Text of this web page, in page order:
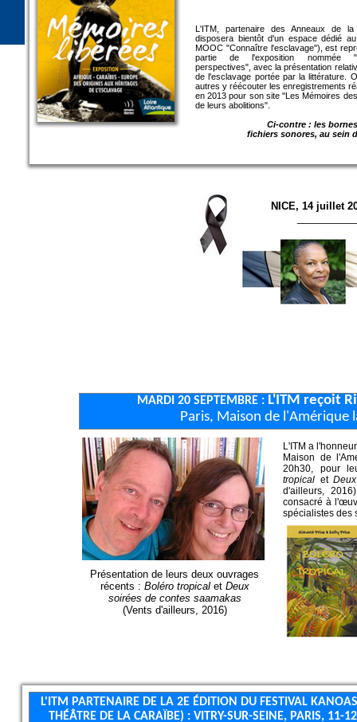
L'ITM, partenaire des Anneaux de la
disposera bientôt d'un espace dédié
MOOC "Connaître l'esclavage"), est
partie de l'exposition nommée
perspectives", avec la présentation
de l'esclavage portée par la littérature.
autres y réécouter les enregistrements
en 2013 pour son site "Les Mémoires
de leurs abolitions".
Ci-contre : les
fichiers sonores, au sein
NICE, 14 juillet
L'ITM a
Maison de
20h30, pour
tropical et
d'ailleurs,
consacré à
spécialistes des
MARDI 20 SEPTEMBRE : L'ITM reçoit
Paris, Maison de l'Amérique
Présentation de leurs deux ouvrages
récents : Boléro tropicalet Deux
soirées de contes saamakas
(Vents d'ailleurs, 2016)
L'ITM PARTENAIRE DE LA 2E ÉDITION DU FESTIVAL
THÉÂTRE DE LA CARAÏBE) : VITRY-SUR-SEINE, PARIS, 11-